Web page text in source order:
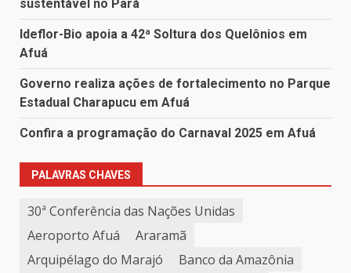
sustentável no Pará
Ideflor-Bio apoia a 42ª Soltura dos Quelônios em
Afuá
Governo realiza ações de fortalecimento no Parque
Estadual Charapucu em Afuá
Confira a programação do Carnaval 2025 em Afuá
PALAVRAS CHAVES
30ª Conferência das Nações Unidas
Aeroporto Afuá
Araramã
Arquipélago do Marajó
Banco da Amazônia